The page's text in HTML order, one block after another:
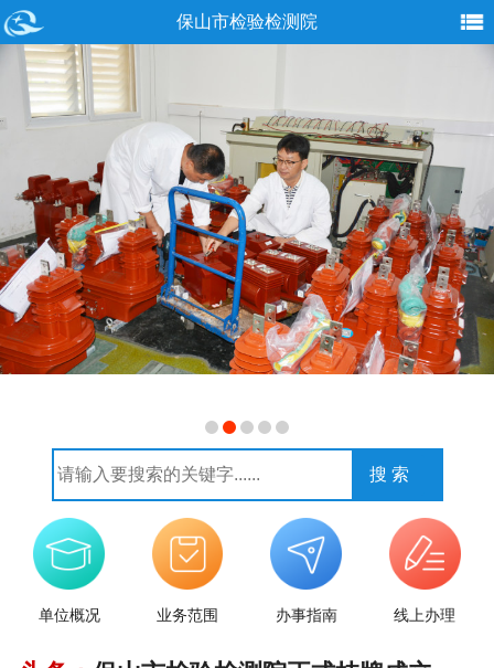
保山市检验检测院
单位概况 业务范围 办事指南 线上办理